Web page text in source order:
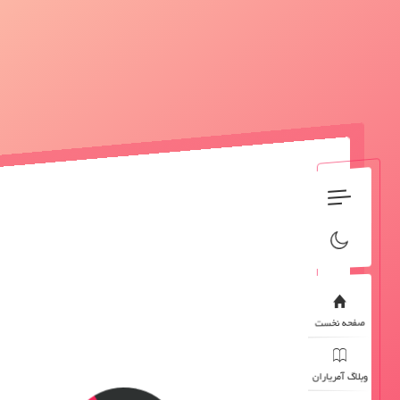
صفحه نخست
وبلاگ آمریاران